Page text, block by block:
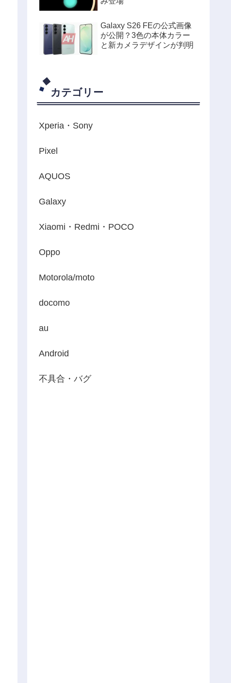
Galaxy S26 FEの公式画像
が公開？3色の本体カラー
と新カメラデザインが判明
カテゴリー
Xperia・Sony
Pixel
AQUOS
Galaxy
Xiaomi・Redmi・POCO
Oppo
Motorola/moto
docomo
au
Android
不具合・バグ